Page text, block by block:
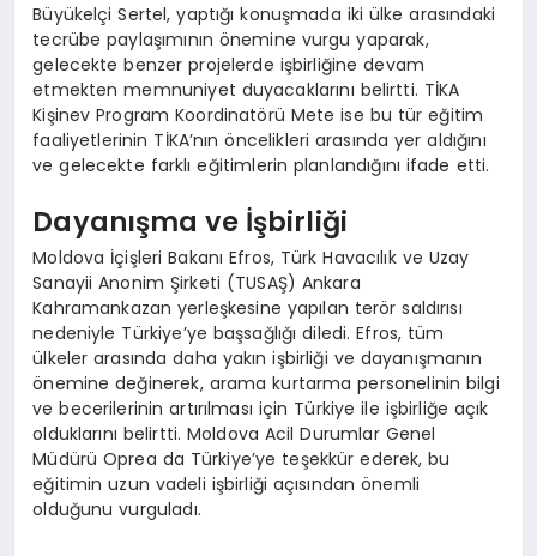
Büyükelçi Sertel, yaptığı konuşmada iki ülke arasındaki
tecrübe paylaşımının önemine vurgu yaparak,
gelecekte benzer projelerde işbirliğine devam
etmekten memnuniyet duyacaklarını belirtti. TİKA
Kişinev Program Koordinatörü Mete ise bu tür eğitim
faaliyetlerinin TİKA’nın öncelikleri arasında yer aldığını
ve gelecekte farklı eğitimlerin planlandığını ifade etti.
Dayanışma ve İşbirliği
Moldova İçişleri Bakanı Efros, Türk Havacılık ve Uzay
Sanayii Anonim Şirketi (TUSAŞ) Ankara
Kahramankazan yerleşkesine yapılan terör saldırısı
nedeniyle Türkiye’ye başsağlığı diledi. Efros, tüm
ülkeler arasında daha yakın işbirliği ve dayanışmanın
önemine değinerek, arama kurtarma personelinin bilgi
ve becerilerinin artırılması için Türkiye ile işbirliğe açık
olduklarını belirtti. Moldova Acil Durumlar Genel
Müdürü Oprea da Türkiye’ye teşekkür ederek, bu
eğitimin uzun vadeli işbirliği açısından önemli
olduğunu vurguladı.